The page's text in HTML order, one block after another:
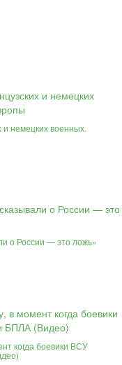
и немецких военных.
о России — это ложь»
когда боевики ВСУ